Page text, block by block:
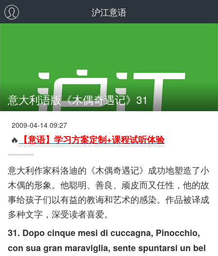
沪江意语
意大利语版《木偶奇遇记》31
2009-04-14 09:27
🔥 【意语】学习方案定制+课程试听体验
意大利作家科洛迪的《木偶奇遇记》成功地塑造了小
木偶的形象。他聪明、善良、顽皮而又任性，他的故
事给孩子们以有益的教诲和艺术的感染。作品被译成
多种文字，深受读者喜爱。
31. Dopo cinque mesi di cuccagna, Pinocchio,
con sua gran maraviglia, sente spuntarsi un bel